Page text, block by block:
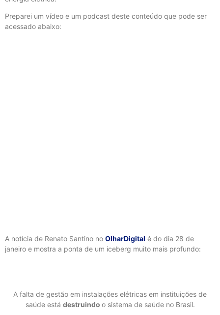
Preparei um vídeo e um podcast deste conteúdo que pode ser
acessado abaixo:
A notícia de Renato Santino no OlharDigital é do dia 28 de
janeiro e mostra a ponta de um iceberg muito mais profundo:
A falta de gestão em instalações elétricas em instituições de
saúde está destruindo o sistema de saúde no Brasil.